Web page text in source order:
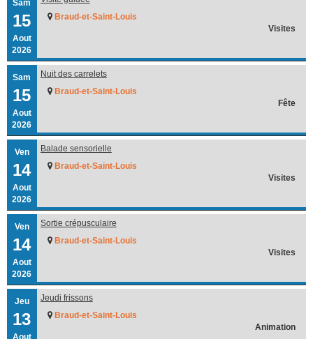
Sam
15
Aout
2026
Braud-et-Saint-Louis
Visites
Sam
15
Aout
2026
Nuit des carrelets
Braud-et-Saint-Louis
Fête
Ven
14
Aout
2026
Balade sensorielle
Braud-et-Saint-Louis
Visites
Ven
14
Aout
2026
Sortie crépusculaire
Braud-et-Saint-Louis
Visites
Jeu
13
Aout
Jeudi frissons
Braud-et-Saint-Louis
Animation